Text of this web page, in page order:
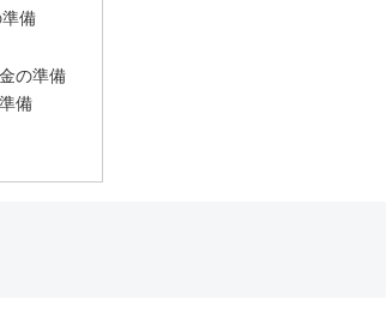
備
の準備
備